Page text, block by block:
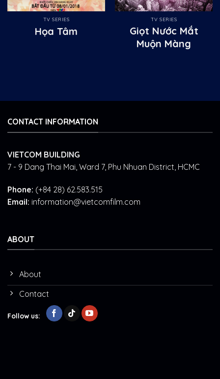
TV SERIES
Họa Tâm
TV SERIES
Giọt Nước Mắt
Muộn Màng
CONTACT INFORMATION
VIETCOM BUILDING
7 - 9 Dang Thai Mai, Ward 7, Phu Nhuan District, HCMC
Phone: (+84 28) 62.583.515
Email: information@vietcomfilm.com
ABOUT
About
Contact
Follow us: